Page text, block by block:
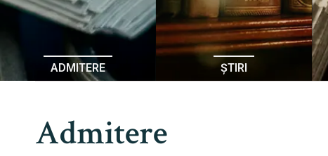
ADMITERE ȘTIRI
Admitere